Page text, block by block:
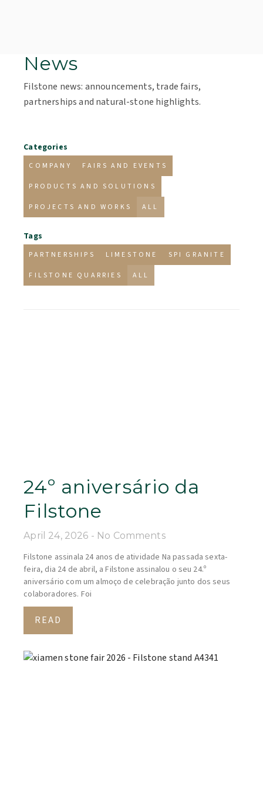
News
Filstone news: announcements, trade fairs,
partnerships and natural-stone highlights.
Categories
COMPANY FAIRS AND EVENTS
PRODUCTS AND SOLUTIONS
PROJECTS AND WORKS ALL
Tags
PARTNERSHIPS LIMESTONE SPI GRANITE
FILSTONE QUARRIES ALL
24º aniversário da
Filstone
April 24, 2026 No Comments
Filstone assinala 24 anos de atividade Na passada sexta-
feira, dia 24 de abril, a Filstone assinalou o seu 24.º
aniversário com um almoço de celebração junto dos seus
colaboradores. Foi
READ